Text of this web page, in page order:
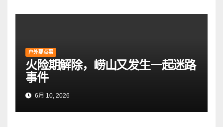
户外那点事
火险期解除，崂山又发生一起迷路
事件
6月 10, 2026